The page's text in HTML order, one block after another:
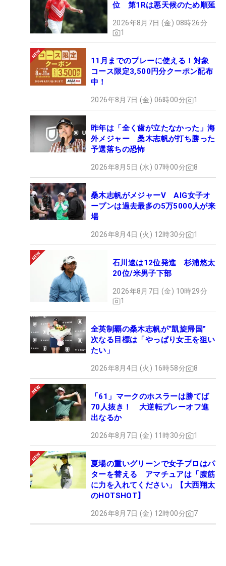
位 第1Rは悪天候のため順延
2026年8月7日 (金) 08時26分
1
11月までのプレーに使える！対象
コース限定3,500円分クーポン配布
中！
2026年8月7日 (金) 06時00分 1
昨年は「全く歯が立たなかった」海
外メジャー 桑木志帆が打ち勝った
予選落ちの恐怖
2026年8月5日 (水) 07時00分 8
桑木志帆がメジャーV AIG女子オ
ープンは過去最多の5万5000人が来
場
2026年8月4日 (火) 12時30分 1
石川遼は12位発進 杉浦悠太
20位/米男子下部
2026年8月7日 (金) 10時29分
1
全英制覇の桑木志帆が“凱旋帰国”
次なる目標は「やっぱり女王を狙い
たい」
2026年8月4日 (火) 16時58分 8
「61」マークのホスラーは勝てば
70人抜き！ 大逆転プレーオフ進
出なるか
2026年8月7日 (金) 11時30分 1
夏場の重いグリーンで女子プロはパ
ターを替える アマチュアは「腹筋
に力を入れてください」【大西翔太
のHOTSHOT】
2026年8月7日 (金) 12時00分 7